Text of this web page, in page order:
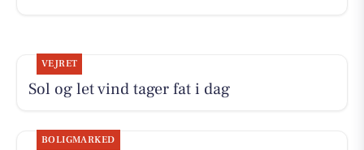
VEJRET
Sol og let vind tager fat i dag
BOLIGMARKED